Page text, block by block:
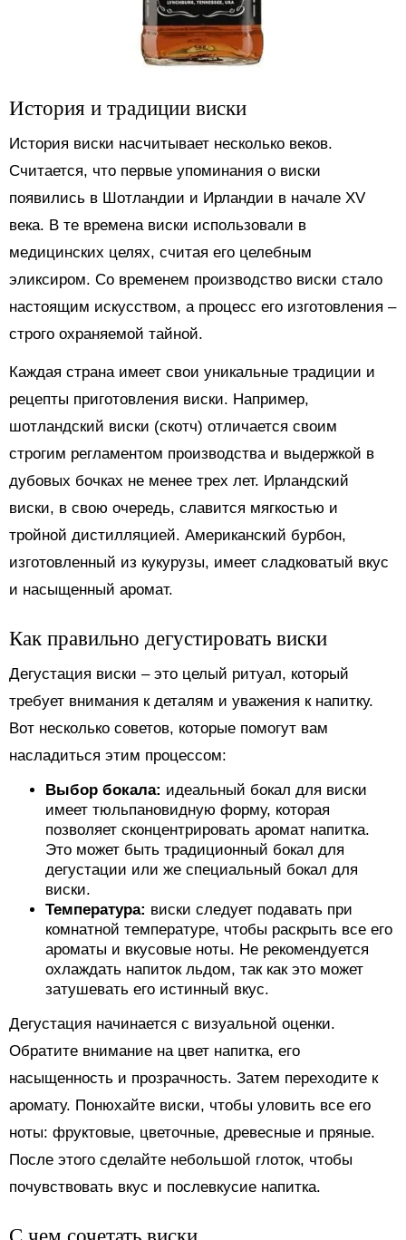
История и традиции виски
История виски насчитывает несколько веков.
Считается, что первые упоминания о виски
появились в Шотландии и Ирландии в начале XV
века. В те времена виски использовали в
медицинских целях, считая его целебным
эликсиром. Со временем производство виски стало
настоящим искусством, а процесс его изготовления –
строго охраняемой тайной.
Каждая страна имеет свои уникальные традиции и
рецепты приготовления виски. Например,
шотландский виски (скотч) отличается своим
строгим регламентом производства и выдержкой в
дубовых бочках не менее трех лет. Ирландский
виски, в свою очередь, славится мягкостью и
тройной дистилляцией. Американский бурбон,
изготовленный из кукурузы, имеет сладковатый вкус
и насыщенный аромат.
Как правильно дегустировать виски
Дегустация виски – это целый ритуал, который
требует внимания к деталям и уважения к напитку.
Вот несколько советов, которые помогут вам
насладиться этим процессом:
Выбор бокала: идеальный бокал для виски
имеет тюльпановидную форму, которая
позволяет сконцентрировать аромат напитка.
Это может быть традиционный бокал для
дегустации или же специальный бокал для
виски.
Температура: виски следует подавать при
комнатной температуре, чтобы раскрыть все его
ароматы и вкусовые ноты. Не рекомендуется
охлаждать напиток льдом, так как это может
затушевать его истинный вкус.
Дегустация начинается с визуальной оценки.
Обратите внимание на цвет напитка, его
насыщенность и прозрачность. Затем переходите к
аромату. Понюхайте виски, чтобы уловить все его
ноты: фруктовые, цветочные, древесные и пряные.
После этого сделайте небольшой глоток, чтобы
почувствовать вкус и послевкусие напитка.